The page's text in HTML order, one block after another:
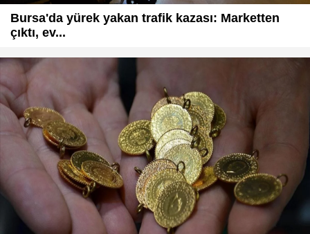
Bursa'da yürek yakan trafik kazası: Marketten
çıktı, ev...